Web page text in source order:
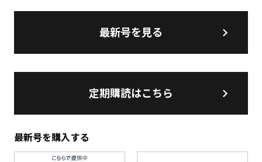
最新号を見る
定期購読はこちら
最新号を購入する